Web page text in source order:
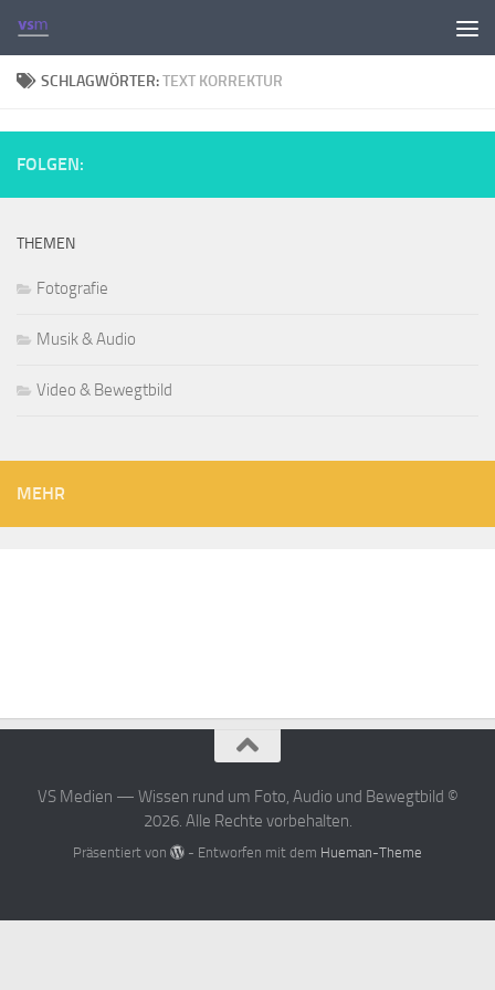
Zum Inhalt springen
SCHLAGWÖRTER:TEXT KORREKTUR
FOLGEN:
THEMEN
Fotografie
Musik & Audio
Video & Bewegtbild
MEHR
VS Medien — Wissen rund um Foto, Audio und Bewegtbild ©
2026. Alle Rechte vorbehalten.
Präsentiert von - Entworfen mit dem Hueman-Theme